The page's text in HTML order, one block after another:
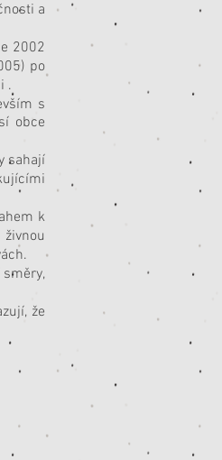
a
2002
po
.
s
obce
sahají
k
že